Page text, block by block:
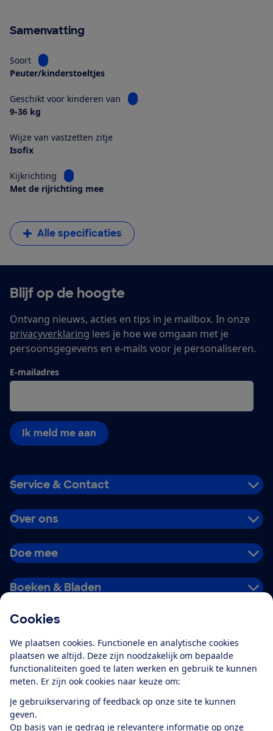
Cookies
We plaatsen cookies. Functionele en analytische cookies
plaatsen we altijd. Deze zijn noodzakelijk om bepaalde
functionaliteiten goed te laten werken en gebruik te kunnen
meten. Er zijn ook cookies naar keuze om:
Je gebruikservaring of feedback op onze site te kunnen
geven.
Op basis van je gedrag je relevantere informatie op onze
Samenvatting
Soort
Bekijk informatie voor Soort
Peuter/kinderstoeltjes
Geschikt voor kinderen van
Bekijk informatie voor Geschikt
9-36 kg
Wijze van vastzetten zitje
Isofix
Kijkrichting
Bekijk informatie voor Kijkrichting
Met de rijrichting mee
Alle specificaties
Blijf op de hoogte
Ontvang nieuws, acties en tips in je mailbox. In onze
privacyverklaring lees je hoe we omgaan met je
persoonsgegevens en e-mails voor je personaliseren.
E-mailadres
Ik meld me aan
Service & Contact
Over ons
Doe mee
Boeken & Bladen
Alles over de
app